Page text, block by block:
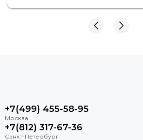
+7(499) 455-58-95
+7(812) 317-67-36